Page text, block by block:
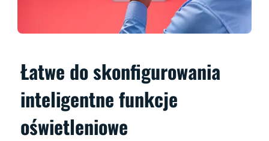
Łatwe do skonfigurowania
inteligentne funkcje
oświetleniowe